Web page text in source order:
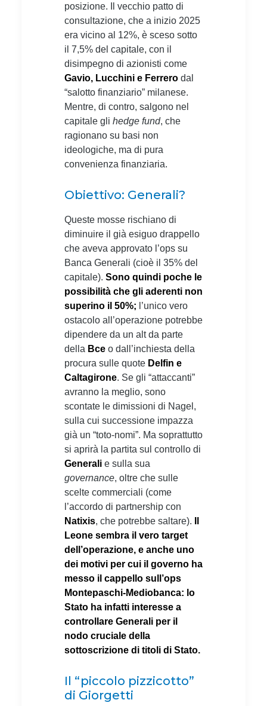
posizione. Il vecchio patto di
consultazione, che a inizio 2025
era vicino al 12%, è sceso sotto
il 7,5% del capitale, con il
disimpegno di azionisti come
Gavio, Lucchini e Ferrero dal
“salotto finanziario” milanese.
Mentre, di contro, salgono nel
capitale gli hedge fund, che
ragionano su basi non
ideologiche, ma di pura
convenienza finanziaria.
Obiettivo: Generali?
Queste mosse rischiano di
diminuire il già esiguo drappello
che aveva approvato l’ops su
Banca Generali (cioè il 35% del
capitale). Sono quindi poche le
possibilità che gli aderenti non
superino il 50%; l’unico vero
ostacolo all’operazione potrebbe
dipendere da un alt da parte
della Bce o dall’inchiesta della
procura sulle quote Delfin e
Caltagirone. Se gli “attaccanti”
avranno la meglio, sono
scontate le dimissioni di Nagel,
sulla cui successione impazza
già un “toto-nomi”. Ma soprattutto
si aprirà la partita sul controllo di
Generali e sulla sua
governance, oltre che sulle
scelte commerciali (come
l’accordo di partnership con
Natixis, che potrebbe saltare).
Leone sembra il vero target
dell’operazione, e anche uno
dei motivi per cui il governo ha
messo il cappello sull’ops
Montepaschi-Mediobanca: lo
Stato ha infatti interesse a
controllare Generali per il
nodo cruciale della
sottoscrizione di titoli di Stato.
Il “piccolo pizzicotto”
di Giorgetti